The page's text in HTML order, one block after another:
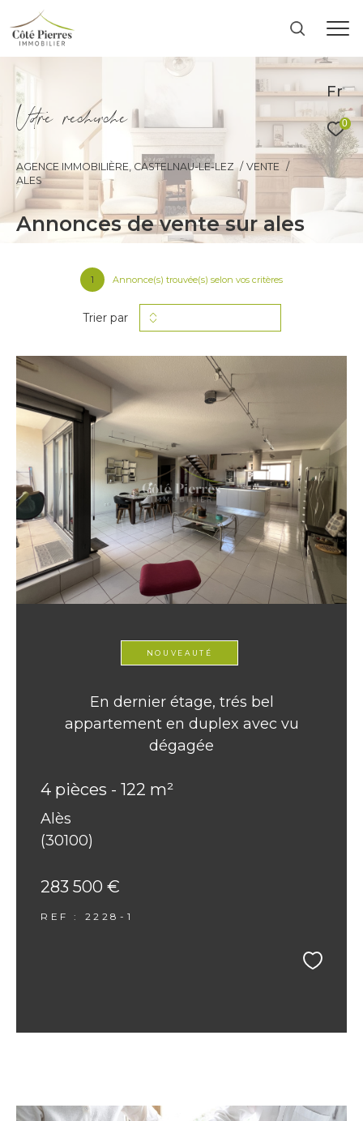
Fr
0
Vore recece
AGENCE IMMOBILIÈRE, CASTELNAU-LE-LEZ
VENTE
ALES
annonces de vente sur ales
1 Annonce(s) trouvée(s) selon vos critères
Trier par
NOUVEAUTÉ
En dernier étage, trés bel
appartement en duplex avec vu
dégagée
4 pièces - 122 m²
Alès
(30100)
283 500 €
REF : 2228-1